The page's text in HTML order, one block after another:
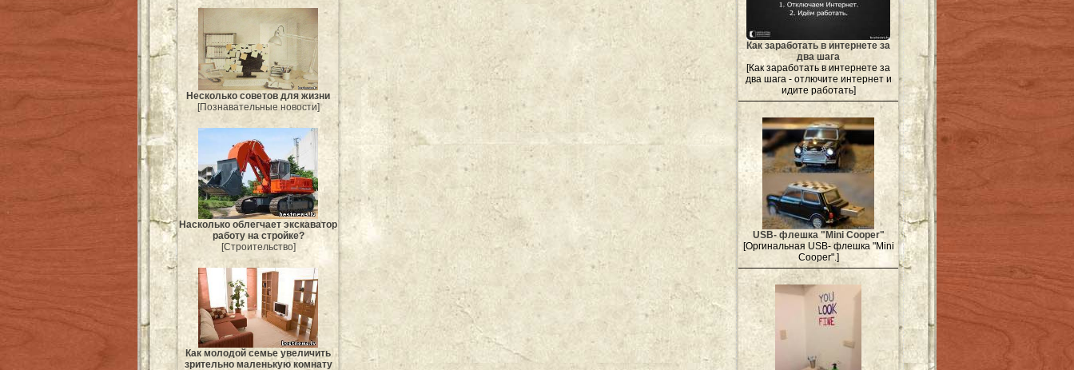
Несколько советов для жизни
[Познавательные новости]
Насколько облегчает экскаватор
работу на стройке?
[Строительство]
Как молодой семье увеличить
зрительно маленькую комнату
Как заработать в интернете за
два шага
[Как заработать в интернете за
два шага - отлючите интернет и
идите работать]
USB- флешка "Mini Cooper"
[Оргинальная USB- флешка "Mini
Cooper".]